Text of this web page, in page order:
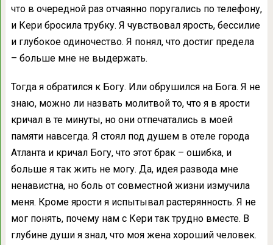
что в очередной раз отчаянно поругались по телефону,
и Кери бросила трубку. Я чувствовал ярость, бессилие
и глубокое одиночество. Я понял, что достиг предела
– больше мне не выдержать.
Тогда я обратился к Богу. Или обрушился на Бога. Я не
знаю, можно ли назвать молитвой то, что я в ярости
кричал в те минуты, но они отпечатались в моей
памяти навсегда. Я стоял под душем в отеле города
Атланта и кричал Богу, что этот брак – ошибка, и
больше я так жить не могу. Да, идея развода мне
ненавистна, но боль от совместной жизни измучила
меня. Кроме ярости я испытывал растерянность. Я не
мог понять, почему нам с Кери так трудно вместе. В
глубине души я знал, что моя жена хороший человек.